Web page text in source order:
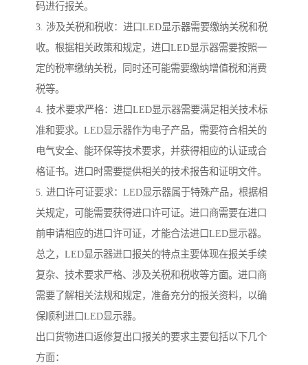
码进行报关。
3. 涉及关税和税收：进口LED显示器需要缴纳关税和税
收。根据相关政策和规定，进口LED显示器需要按照一
定的税率缴纳关税，同时还可能需要缴纳增值税和消费
税等。
4. 技术要求严格：进口LED显示器需要满足相关技术标
准和要求。LED显示器作为电子产品，需要符合相关的
电气安全、能环保等技术要求，并获得相应的认证或合
格证书。进口时需要提供相关的技术报告和证明文件。
5. 进口许可证要求：LED显示器属于特殊产品，根据相
关规定，可能需要获得进口许可证。进口商需要在进口
前申请相应的进口许可证，才能合法进口LED显示器。
总之，LED显示器进口报关的特点主要体现在报关手续
复杂、技术要求严格、涉及关税和税收等方面。进口商
需要了解相关法规和规定，准备充分的报关资料，以确
保顺利进口LED显示器。
出口货物进口返修复出口报关的要求主要包括以下几个
方面：